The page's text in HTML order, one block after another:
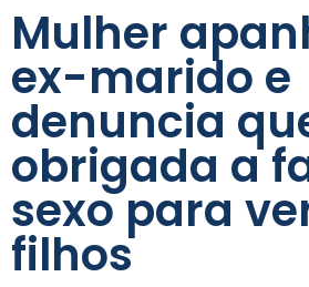
Mulher
ex-marido e
denuncia
obrigada a
sexo para
filhos